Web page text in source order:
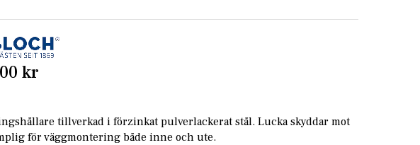
kr
tillverkad i förzinkat pulverlackerat stål. Lucka skyddar mot
för väggmontering både inne och ute.